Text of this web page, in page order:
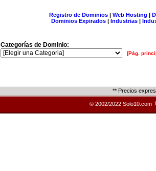
Registro de Dominios| Web Hosting |
Dominios Expirados | Industrias |
Categorías de Dominio:
[Pág.
** Precios
© 2002/2022 Solo10.com